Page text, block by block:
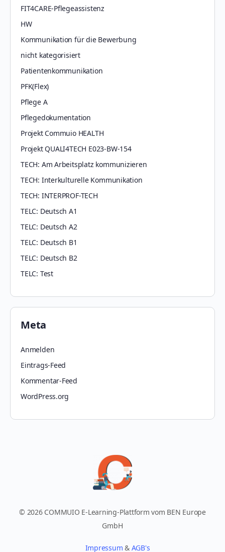
FIT4CARE-Pflegeassistenz
HW
Kommunikation für die Bewerbung
nicht kategorisiert
Patientenkommunikation
PFK(Flex)
Pflege A
Pflegedokumentation
Projekt Commuio HEALTH
Projekt QUALI4TECH E023-BW-154
TECH: Am Arbeitsplatz kommunizieren
TECH: Interkulturelle Kommunikation
TECH: INTERPROF-TECH
TELC: Deutsch A1
TELC: Deutsch A2
TELC: Deutsch B1
TELC: Deutsch B2
TELC: Test
Meta
Anmelden
Eintrags-Feed
Kommentar-Feed
WordPress.org
© 2026 COMMUIO E-Learning-Plattform vom BEN Europe
GmbH
Impressum & AGB's